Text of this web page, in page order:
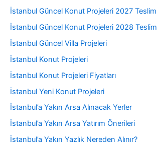
İstanbul Güncel Konut Projeleri 2027 Teslim
İstanbul Güncel Konut Projeleri 2028 Teslim
İstanbul Güncel Villa Projeleri
İstanbul Konut Projeleri
İstanbul Konut Projeleri Fiyatları
İstanbul Yeni Konut Projeleri
İstanbul’a Yakın Arsa Alınacak Yerler
İstanbul’a Yakın Arsa Yatırım Önerileri
İstanbul’a Yakın Yazlık Nereden Alınır?